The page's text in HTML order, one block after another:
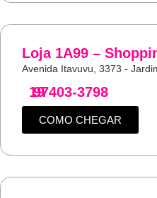
Loja 1A99 –
Avenida Itavuvu, 3373 -
19
97403-3798
COMO CHEGAR